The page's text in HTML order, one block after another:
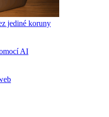
jediné koruny
AI